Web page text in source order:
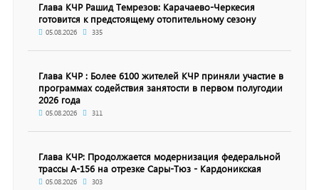
Глава КЧР Рашид Темрезов: Карачаево-Черкесия
готовится к предстоящему отопительному сезону
05.08.2026 335
Глава КЧР : Более 6100 жителей КЧР приняли участие в
программах содействия занятости в первом полугодии
2026 года
05.08.2026 311
Глава КЧР: Продолжается модернизация федеральной
трассы А-156 на отрезке Сары-Тюз - Кардоникская
05.08.2026 303